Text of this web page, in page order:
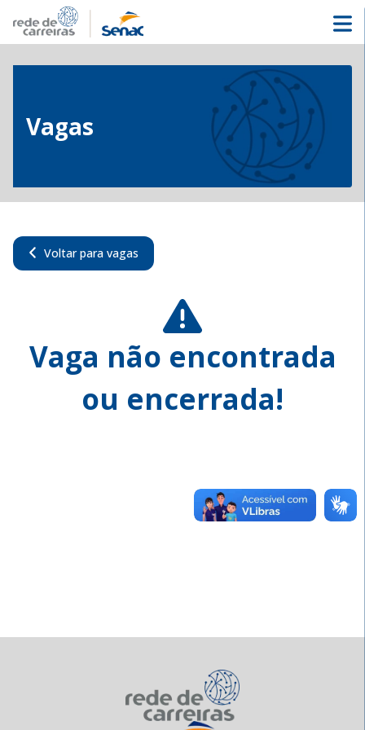
Vagas
Voltar para vagas
Vaga não encontrada
ou encerrada!